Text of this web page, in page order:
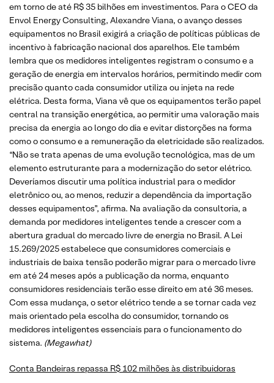
em torno de até R$ 35 bilhões em investimentos. Para o CEO da
Envol Energy Consulting, Alexandre Viana, o avanço desses
equipamentos no Brasil exigirá a criação de políticas públicas de
incentivo à fabricação nacional dos aparelhos. Ele também
lembra que os medidores inteligentes registram o consumo e a
geração de energia em intervalos horários, permitindo medir com
precisão quanto cada consumidor utiliza ou injeta na rede
elétrica. Desta forma, Viana vê que os equipamentos terão papel
central na transição energética, ao permitir uma valoração mais
precisa da energia ao longo do dia e evitar distorções na forma
como o consumo e a remuneração da eletricidade são realizados.
“Não se trata apenas de uma evolução tecnológica, mas de um
elemento estruturante para a modernização do setor elétrico.
Deveríamos discutir uma política industrial para o medidor
eletrônico ou, ao menos, reduzir a dependência da importação
desses equipamentos”, afirma. Na avaliação da consultoria, a
demanda por medidores inteligentes tende a crescer com a
abertura gradual do mercado livre de energia no Brasil. A Lei
15.269/2025 estabelece que consumidores comerciais e
industriais de baixa tensão poderão migrar para o mercado livre
em até 24 meses após a publicação da norma, enquanto
consumidores residenciais terão esse direito em até 36 meses.
Com essa mudança, o setor elétrico tende a se tornar cada vez
mais orientado pela escolha do consumidor, tornando os
medidores inteligentes essenciais para o funcionamento do
sistema. (Megawhat)
Conta Bandeiras repassa R$ 102 milhões às distribuidoras